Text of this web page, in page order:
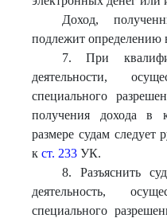
Доход,
подлежит
7. При
деятельности,
специального
получения дохода в
размере судам следует
к ст. 233 УК.
8. Разъяснить
деятельность,
специального